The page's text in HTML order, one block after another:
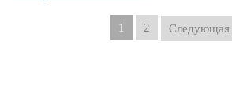
1 2 Следующая